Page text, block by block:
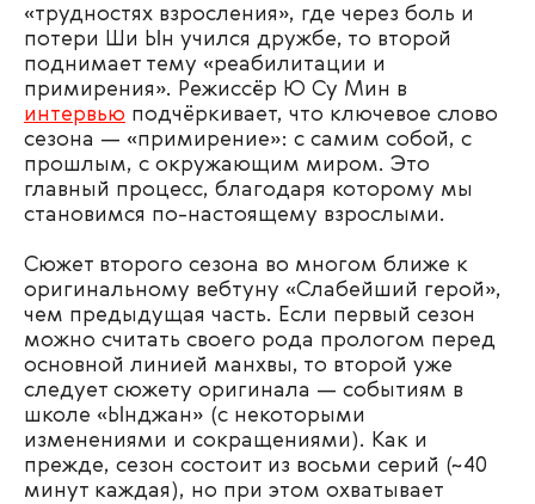
«трудностях взросления», где через боль и
потери Ши Ын учился дружбе, то второй
поднимает тему «реабилитации и
примирения». Режиссёр Ю Су Мин в
интервью подчёркивает, что ключевое слово
сезона — «примирение»: с самим собой, с
прошлым, с окружающим миром. Это
главный процесс, благодаря которому мы
становимся по-настоящему взрослыми.
Сюжет второго сезона во многом ближе к
оригинальному вебтуну «Слабейший герой»,
чем предыдущая часть. Если первый сезон
можно считать своего рода прологом перед
основной линией манхвы, то второй уже
следует сюжету оригинала — событиям в
школе «Ынджан» (с некоторыми
изменениями и сокращениями). Как и
прежде, сезон состоит из восьми серий (~40
минут каждая), но при этом охватывает